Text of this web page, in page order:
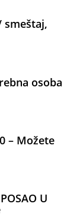
smeštaj,
osoba
– Možete
U